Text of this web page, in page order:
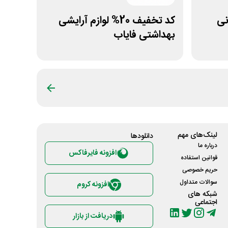
کد تخفیف 20% لوازم آرایشی
بهداشتی فایاب
لینک‌های مهم
درباره ما
قوانین استفاده
حریم خصوصی
سوالات متداول
شبکه های
اجتماعی
دانلود‌ها
افزونه فایرفاکس
افزونه کروم
دریافت از بازار